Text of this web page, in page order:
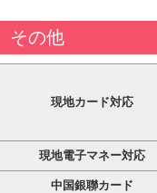
その他
現地カード対応
現地電子マネー対応
中国銀聯カード